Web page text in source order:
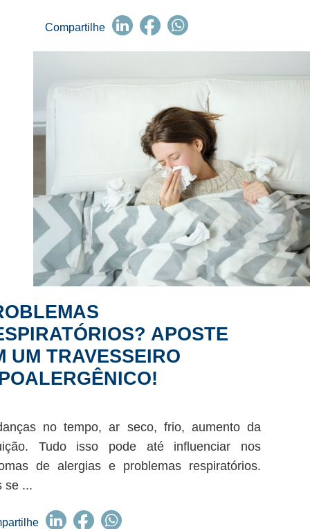
Compartilhe
APOSTE
UM TRAVESSEIRO
no tempo, ar seco, frio, aumento da
Tudo isso pode até influenciar nos
de alergias e problemas respiratórios.
se ...